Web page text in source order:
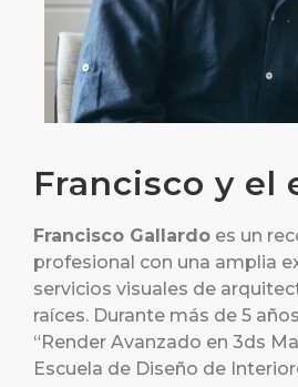
Francisco y el
Francisco Gallardo es un
profesional con una amplia
servicios visuales de
raíces. Durante más de 5
“Render Avanzado en 3ds
Escuela de Diseño de